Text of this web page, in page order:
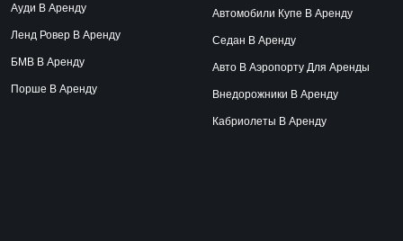
Ауди В Аренду
Ленд Ровер В Аренду
БМВ В Аренду
Порше В Аренду
Автомобили Купе В Аренду
Седан В Аренду
Авто В Аэропорту Для Аренды
Внедорожники В Аренду
Кабриолеты В Аренду